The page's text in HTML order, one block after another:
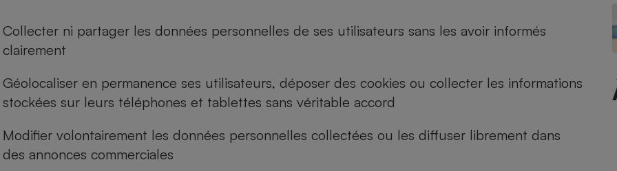
Collecter ni partager les données personnelles de ses utilisateurs sans les avoir informés
clairement
Géolocaliser en permanence ses utilisateurs, déposer des cookies ou collecter les informations
stockées sur leurs téléphones et tablettes sans véritable accord
Modifier volontairement les données personnelles collectées ou les diffuser librement dans
des annonces commerciales
Complément
alimentaire
Foie gras
Petit électroménager - Ustensile
Internet